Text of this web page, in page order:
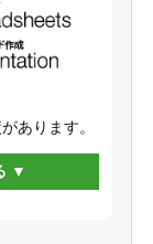
あります。